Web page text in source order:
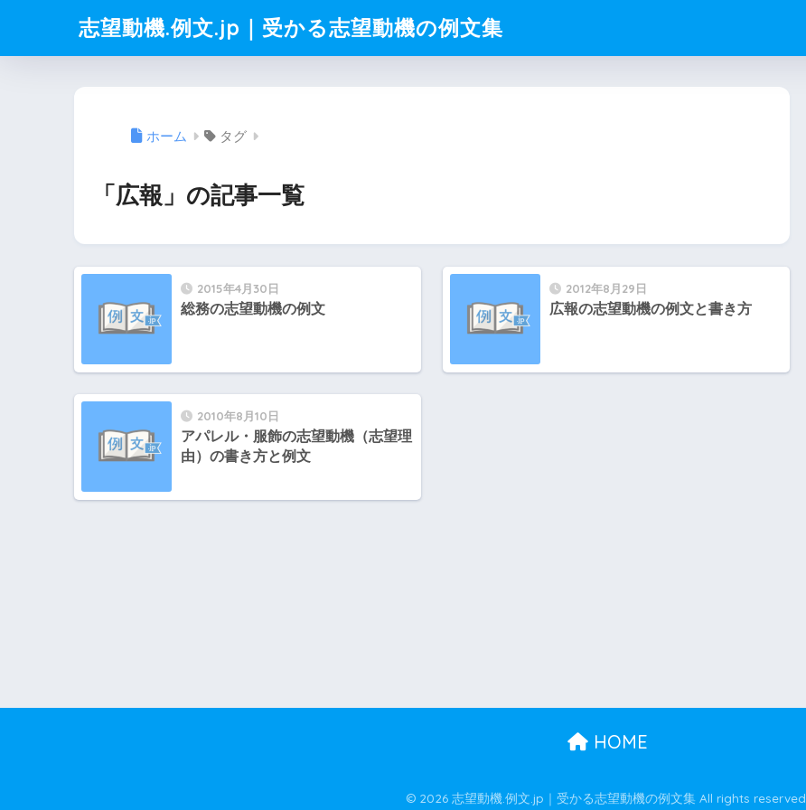
志望動機.例文.jp｜受かる志望動機の例文集
ホーム タグ
「広報」の記事一覧
2015年4月30日
総務の志望動機の例文
2012年8月29日
広報の志望動機の例文と書き方
2010年8月10日
アパレル・服飾の志望動機（志望理
由）の書き方と例文
HOME
© 2026 志望動機.例文.jp｜受かる志望動機の例文集 All rights reserved.